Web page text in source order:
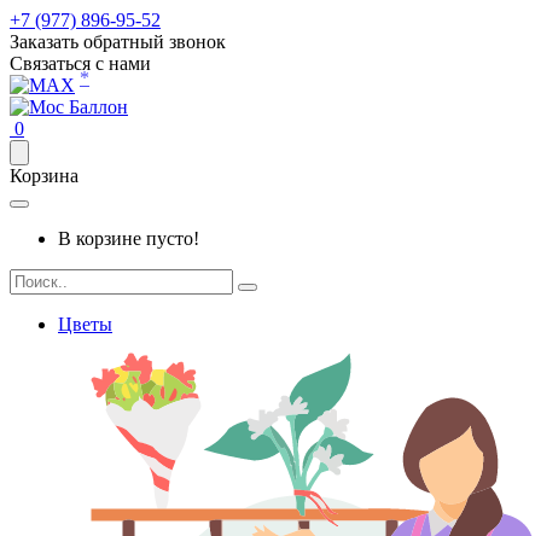
+7 (977) 896-95-52
Заказать обратный звонок
Связаться с нами
*
0
Корзина
В корзине пусто!
Цветы